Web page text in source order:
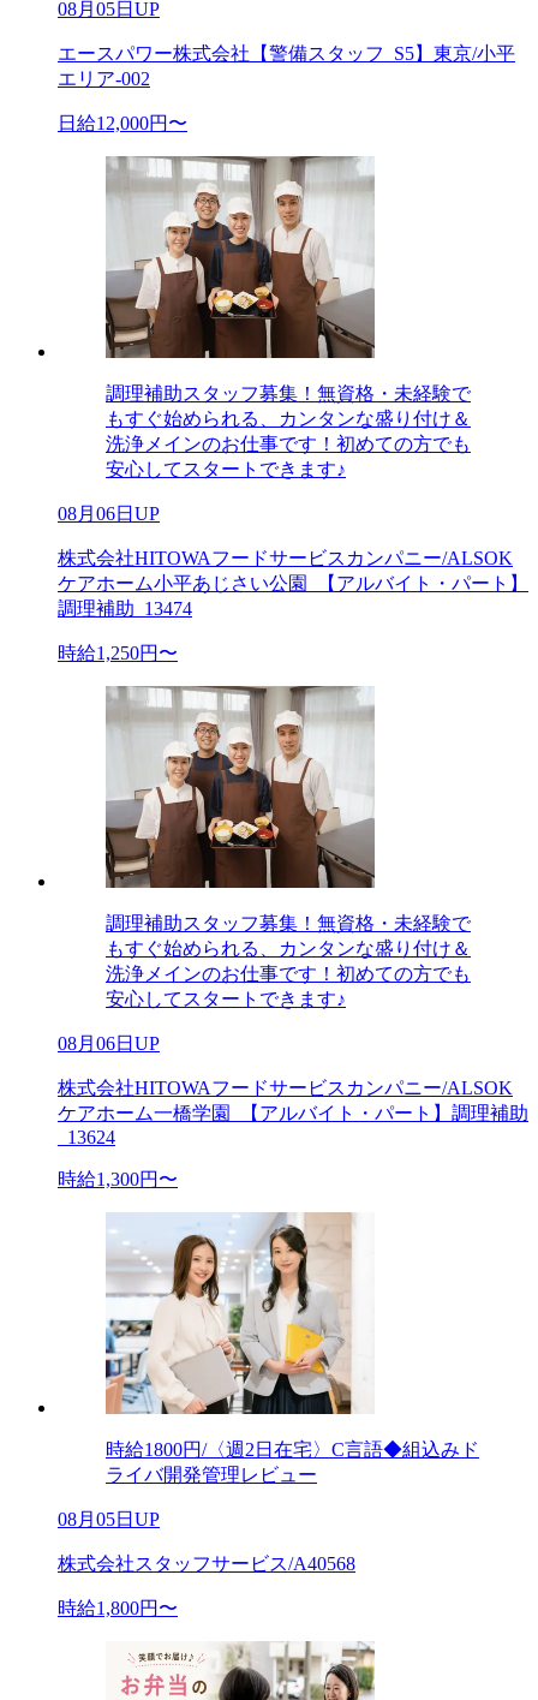
08月05日UP
エースパワー株式会社【警備スタッフ_S5】東京/小平
エリア-002
日給12,000円〜
調理補助スタッフ募集！無資格・未経験で
もすぐ始められる、カンタンな盛り付け＆
洗浄メインのお仕事です！初めての方でも
安心してスタートできます♪
08月06日UP
株式会社HITOWAフードサービスカンパニー/ALSOK
ケアホーム小平あじさい公園_【アルバイト・パート】
調理補助_13474
時給1,250円〜
調理補助スタッフ募集！無資格・未経験で
もすぐ始められる、カンタンな盛り付け＆
洗浄メインのお仕事です！初めての方でも
安心してスタートできます♪
08月06日UP
株式会社HITOWAフードサービスカンパニー/ALSOK
ケアホーム一橋学園_【アルバイト・パート】調理補助
_13624
時給1,300円〜
時給1800円/〈週2日在宅〉C言語◆組込みド
ライバ開発管理レビュー
08月05日UP
株式会社スタッフサービス/A40568
時給1,800円〜